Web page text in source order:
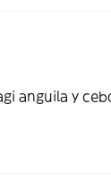
anguila y